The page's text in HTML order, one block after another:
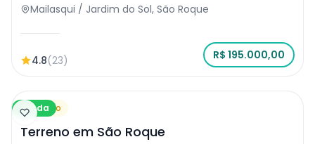
Mailasqui / Jardim do Sol, São Roque
4.8(23) R$ 195.000,00
Venda
Terreno
Terreno em São Roque